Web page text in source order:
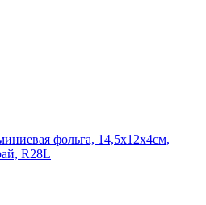
фольга, 14,5х12х4см,
R28L